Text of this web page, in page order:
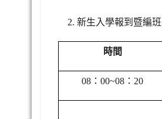
2. 新生入學報到暨編
時間
08 ：00~08：20